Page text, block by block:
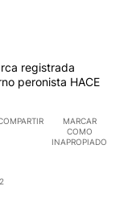
registrada
peronista HACE
MARCAR
COMO
INAPROPIADO